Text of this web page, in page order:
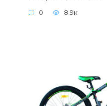
0 8.9к.